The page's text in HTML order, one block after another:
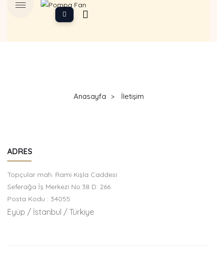
Anasayfa İletişim
ADRES
Topçular mah. Rami Kışla Caddesi
Seferağa İş Merkezi No:38 D: 266
Posta Kodu : 34055
Eyüp / İstanbul / Türkiye